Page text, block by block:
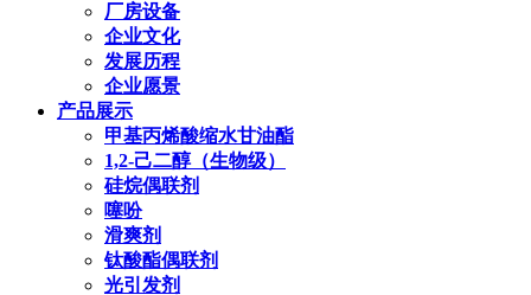
厂房设备
企业文化
发展历程
企业愿景
产品展示
甲基丙烯酸缩水甘油酯
1,2-己二醇（生物级）
硅烷偶联剂
噻吩
滑爽剂
钛酸酯偶联剂
光引发剂